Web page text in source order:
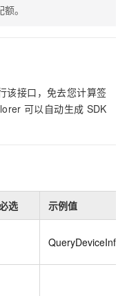
。
该接口，免去您计算签
可以自动生成 SDK
选 示例值
QueryDeviceInfo